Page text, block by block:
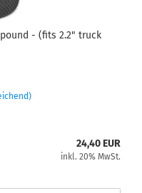
- (fits 2.2" truck
24,40 EUR
inkl. 20% MwSt.